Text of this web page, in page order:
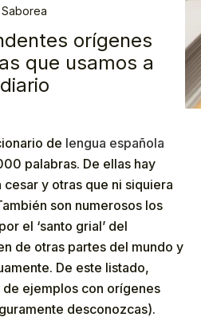
Saborea
orígenes
que usamos a
diario
de lengua española
palabras. De ellas hay
cesar y otras que ni siquiera
son numerosos los
el ‘santo grial’ del
de otras partes del mundo y
De este listado,
ejemplos con orígenes
desconozcas).